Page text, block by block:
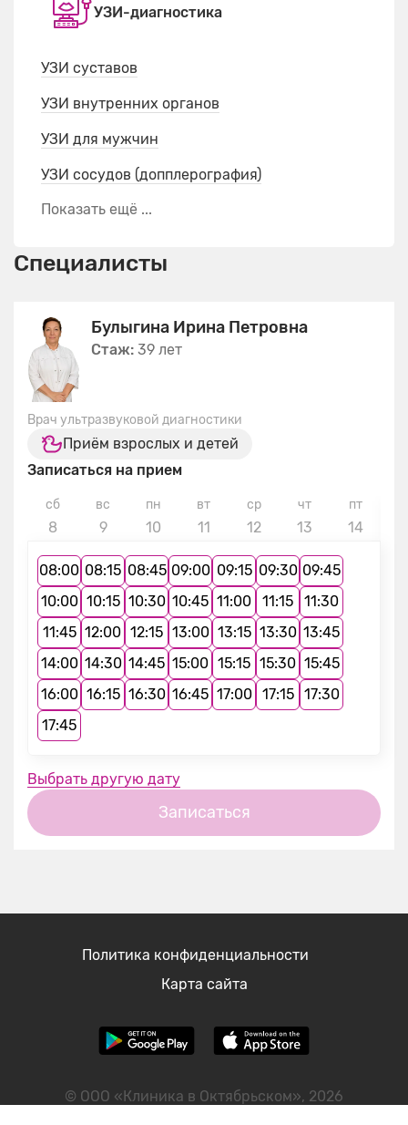
УЗИ-диагностика
УЗИ суставов
УЗИ внутренних органов
УЗИ для мужчин
УЗИ сосудов (допплерография)
Показать ещё ...
Специалисты
Булыгина Ирина Петровна
Стаж: 39 лет
Врач ультразвуковой диагностики
Приём взрослых и детей
Записаться на прием
сб
8
вс
9
пн
10
вт
11
ср
12
чт
13
пт
14
08:00 08:15 08:45 09:00 09:15 09:30 09:45
10:00 10:15 10:30 10:45 11:00 11:15
11:30
11:45 12:00 12:15 13:00 13:15 13:30 13:45
14:00 14:30 14:45 15:00 15:15 15:30 15:45
16:00 16:15 16:30 16:45 17:00 17:15
17:30
17:45
Выбрать другую дату
Записаться
© ООО «Клиника в Октябрьском», 2026
Политика конфиденциальности
Карта сайта